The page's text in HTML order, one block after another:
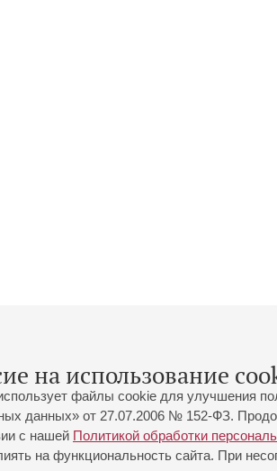
на использование
файлы cookie для улучшения
данных» от 27.07.2006 № 152-ФЗ.
с нашей Политикой обработки
на функциональность сайта. При